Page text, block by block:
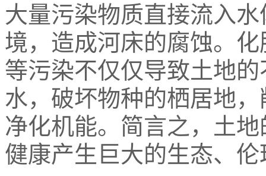
大量污染物质直接流入
境，造成河床的腐蚀。
等污染不仅仅导致土地
水，破坏物种的栖居地
净化机能。简言之，土
健康产生巨大的生态、